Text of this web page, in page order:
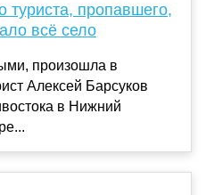
туриста, пропавшего,
всё село
произошла в
Алексей Барсуков
в Нижний